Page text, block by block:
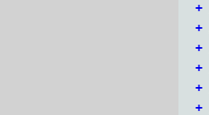
+
+
+
+
+
+